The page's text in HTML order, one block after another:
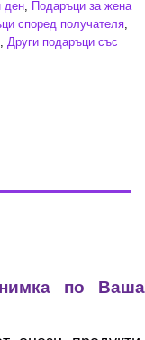
ден, Подаръци за жена
според получателя,
, Други подаръци със
по Ваша